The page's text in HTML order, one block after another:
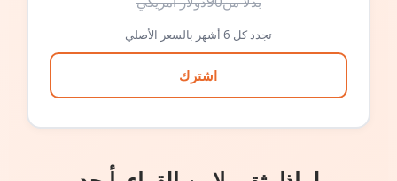
تجدد كل 6 أشهر بالسعر الأصلي
اشترك